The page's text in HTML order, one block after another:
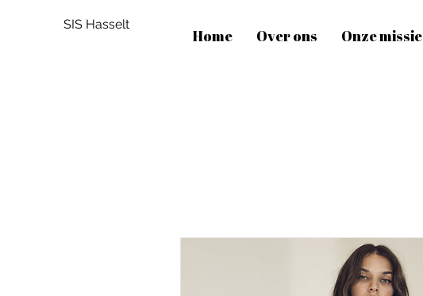
SIS Hasselt
Home Over ons Onze missie